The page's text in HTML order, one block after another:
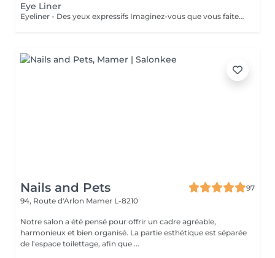
Eye Liner
Eyeliner - Des yeux expressifs Imaginez-vous que vous faites du sport, que vous allez vous baigner ou au sauna et que votre Eyeliner ne s'efface pas, ne coule pas plus jamais. Vos cils paraissent plus fournis et vos yeux sont plus expressifs grâce à un Eyeliner fin. L'Eyeliner est aussi la solution parfaite si vous portez des lentilles ou si vous avez des problèmes de vue ou bien si vous voulez tout simplement gagner du temps. Vous avez le choix entre un Eyeliner très fin et discret et un Eyeliner décoratif, tout comme vous le souhaitez. Dans tous les cas l'Eyeliner mettra vos yeux en valeur.
Nails and Pets
97
94, Route d'Arlon Mamer L-8210
Notre salon a été pensé pour offrir un cadre agréable,
harmonieux et bien organisé. La partie esthétique est séparée
de l'espace toilettage, afin que ...